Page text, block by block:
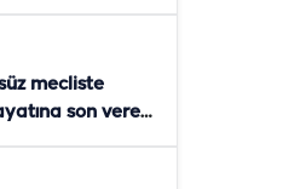
mecliste
son veren
bıraktı